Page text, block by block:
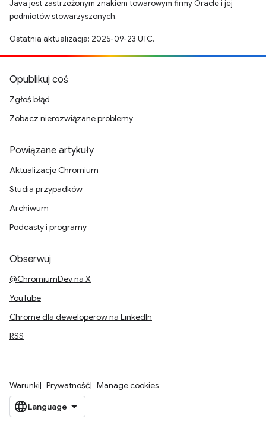
Java jest zastrzeżonym znakiem towarowym firmy Oracle i jej
podmiotów stowarzyszonych.
Ostatnia aktualizacja: 2025-09-23 UTC.
Opublikuj coś
Zgłoś błąd
Zobacz nierozwiązane problemy
Powiązane artykuły
Aktualizacje Chromium
Studia przypadków
Archiwum
Podcasty i programy
Obserwuj
@ChromiumDev na X
YouTube
Chrome dla deweloperów na LinkedIn
RSS
Warunki Prywatność Manage cookies